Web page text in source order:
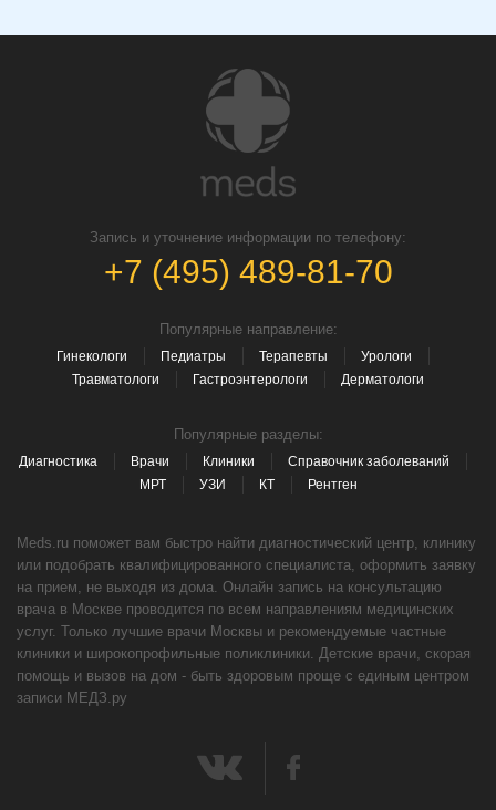
Запись и уточнение информации по телефону:
+7 (495) 489-81-70
Популярные направление:
Гинекологи Педиатры Терапевты
Урологи
Травматологи
Гастроэнтерологи Дерматологи
Популярные разделы:
Диагностика Врачи Клиники
Справочник заболеваний
МРТ
УЗИ КТ Рентген
Meds.ru поможет вам быстро найти диагностический центр, клинику
или подобрать квалифицированного специалиста, оформить заявку
на прием, не выходя из дома. Онлайн запись на консультацию
врача в Москве проводится по всем направлениям медицинских
услуг. Только лучшие врачи Москвы и рекомендуемые частные
клиники и широкопрофильные поликлиники. Детские врачи, скорая
помощь и вызов на дом - быть здоровым проще с единым центром
записи МЕДЗ.ру